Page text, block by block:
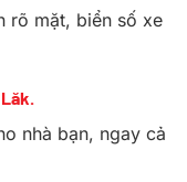
rõ mặt, biển số xe
nhà bạn, ngay cả